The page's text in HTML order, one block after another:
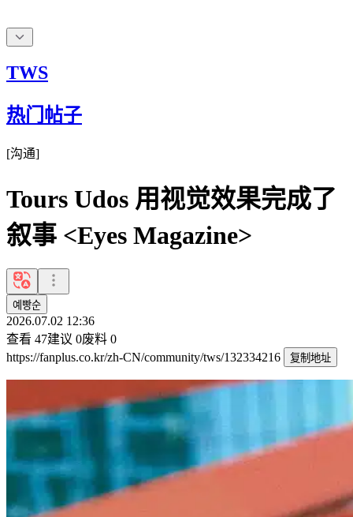
TWS
热门帖子
[沟通]
Tours Udos 用视觉效果完成了
叙事 <Eyes Magazine>
예빵순
2026.07.02 12:36
查看 47建议 0废料 0
https://fanplus.co.kr/zh-CN/community/tws/132334216
复制地址